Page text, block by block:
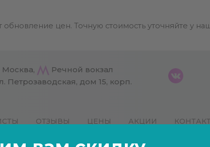
цен. Точную стоимость уточняйте у
Москва,
Речной вокзал
Петрозаводская, дом 15, корп.
ОТЗЫВЫ ЦЕНЫ АКЦИИ